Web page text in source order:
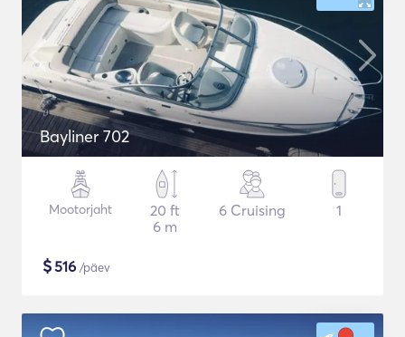
Bayliner 702
Mootorjaht
20 ft
6 m
6 Cruising 1
$516 /päev